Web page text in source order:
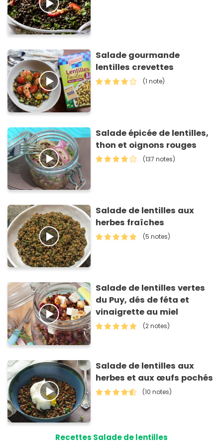
Salade gourmande
lentilles crevettes
(1 note)
Salade épicée de lentilles,
thon et oignons rouges
(137 notes)
Salade de lentilles aux
herbes fraîches
(5 notes)
Salade de lentilles vertes
du Puy, dés de féta et
vinaigrette au miel
(2 notes)
Salade de lentilles aux
herbes et aux œufs pochés
(10 notes)
Recettes Salade de lentilles